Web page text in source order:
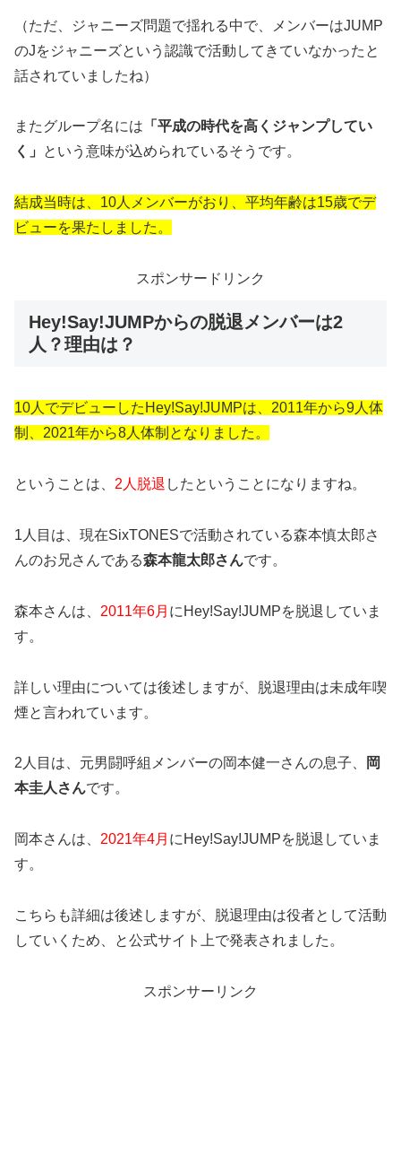
（ただ、ジャニーズ問題で揺れる中で、メンバーはJUMP
のJをジャニーズという認識で活動してきていなかったと
話されていましたね）
またグループ名には 「平成の時代を高くジャンプしてい
く」
という意味が込められているそうです。
結成当時は、10人メンバーがおり、平均年齢は15歳でデ
ビューを果たしました。
スポンサードリンク
Hey!Say!JUMPからの脱退メンバーは2
人？理由は？
10人でデビューしたHey!Say!JUMPは、2011年から9人体
制、2021年から8人体制となりました。
ということは、 2 人脱退 したということになりますね。
1人目は、現在SixTONESで活動されている森本慎太郎さ
んのお兄さんである森本龍太郎さんです。
森本さんは、 2011年6月 にHey!Say!JUMPを脱退していま
す。
詳しい理由については後述しますが、脱退理由は未成年喫
煙と言われています。
2人目は、元男闘呼組メンバーの岡本健一さんの息子、
岡
本圭人さんです。
岡本さんは、 2021年4月 にHey!Say!JUMPを脱退していま
す。
こちらも詳細は後述しますが、脱退理由は役者として活動
していくため、と公式サイト上で発表されました。
スポンサーリンク